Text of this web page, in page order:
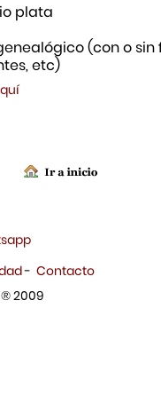
plata
(con o sin
etc)
- Contacto
2009